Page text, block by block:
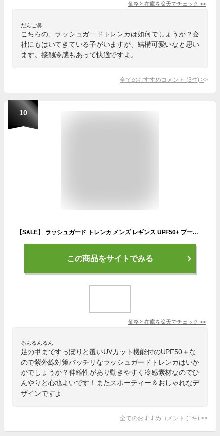
価格と在庫を楽天でチェック >>
だんご鼻
こちらの、ラッシュガードトレンカは如何でしょうか？会
社にもはいてきている子がいますが、結構可愛いなと思い
ます。接触冷感もあって快適ですよ。
全てのおすすめコメント (3件) >
10
【SALE】 ラッシュガード トレンカ メンズ レギンス UPF50+ プール 体型カバー UVカット 水着 パーカー サーフパンツ ラッシュパーカー サーフハット フェイスマスク と キッズ レディース も有り 日焼け対策 3カラー S~4XL PONTAPES PR-4600
この商品をサイトでみる
価格と在庫を楽天でチェック >>
るんるんるん
足の甲まですっぽりと覆いUVカット機能付のUPF50＋な
ので紫外線対策バッチリなラッシュガードトレンカはいか
がでしょうか？伸縮性があり動きやすく冷感素材なのでひ
んやりと心地よいです！またスポーティー＆おしゃれなデ
ザインですよ
全てのおすすめコメント (1 件) >